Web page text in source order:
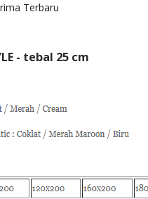
Terbaru
- tebal 25 cm